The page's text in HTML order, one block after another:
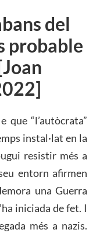
del
probable
que “l’autòcrata”
instal·lat en la
resistir més a
entorn afirmen
una Guerra
iniciada de fet. I
més a nazis.